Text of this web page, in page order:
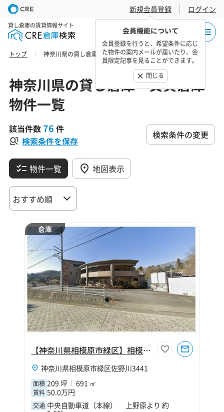
新規会員登録
会員機能について
会員登録を行うと、希望条件に応じ
た物件の案内メールが届いたり、会
員限定記事を見ることができます。
閉じる
ログイン
貸し倉庫の賃貸情報サイト
トップ 神奈川県の貸し倉庫・賃貸倉庫 物件一覧
神奈川県の貸し倉庫・賃貸倉庫
物件一覧
該当件数 76 件
検索条件を保存
検索条件の変更
物件一覧 地図表示
倉庫
【神奈川県相模原市緑区】相模原市緑区佐野川209坪倉庫
神奈川県相模原市緑区佐野川3441
面積 209 坪 691 ㎡
賃料 50.0万円
交通 中央自動車道（本線） 上野原より 約